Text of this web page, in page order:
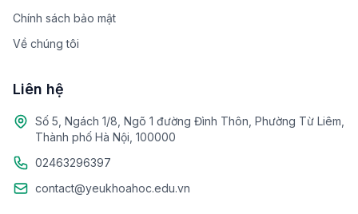
Chính sách bảo mật
Về chúng tôi
Liên hệ
Số 5, Ngách 1/8, Ngõ 1 đường Đình Thôn, Phường Từ Liêm,
Thành phố Hà Nội, 100000
02463296397
contact@yeukhoahoc.edu.vn